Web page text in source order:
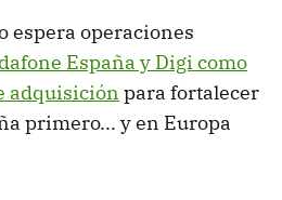
espera operaciones
España y Digi como
adquisición para fortalecer
primero... y en Europa